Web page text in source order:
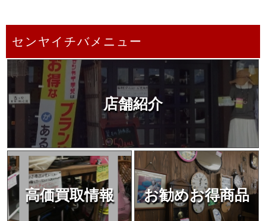
センヤイチバメニュー
店舗紹介
高価買取情報 お勧めお得商品